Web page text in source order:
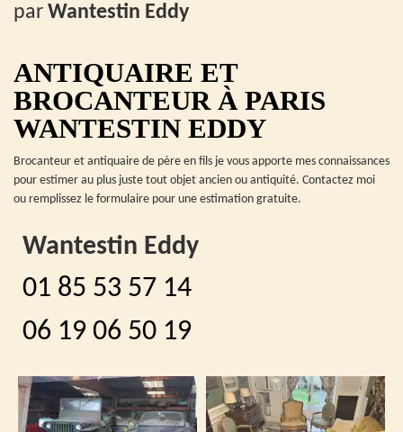
par Wantestin Eddy
ANTIQUAIRE ET
BROCANTEUR À PARIS
WANTESTIN EDDY
Brocanteur et antiquaire de père en fils je vous apporte mes connaissances
pour estimer au plus juste tout objet ancien ou antiquité. Contactez moi
ou remplissez le formulaire pour une estimation gratuite.
Wantestin Eddy
01 85 53 57 14
06 19 06 50 19